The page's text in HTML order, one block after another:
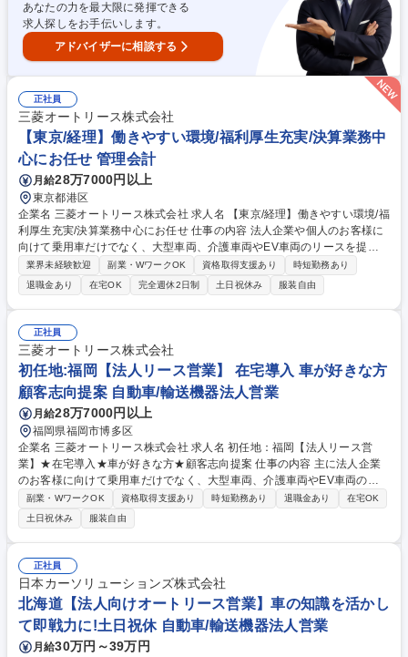
あなたの力を最大限に発揮できる
求人探しをお手伝いします。
アドバイザーに相談する
正社員
三菱オートリース株式会社
【東京/経理】働きやすい環境/福利厚生充実/決算業務中
心にお任せ 管理会計
月給28万7000円以上
東京都港区
企業名 三菱オートリース株式会社 求人名 【東京/経理】働きやすい環境/福
利厚生充実/決算業務中心にお任せ 仕事の内容 法人企業や個人のお客様に
向けて乗用車だけでなく、大型車両、介護車両やEV車両のリースを提供
している当社にて、経理部門にて、決算業務（有価証券報告書・キャッシ
ュフロー計算書・税効果会計など）を中心に担当 いただきます。【具体的
な業務内容】■決算業務■BS/PL の作成■財務報告書の作成■税効果会計/税
務申告業務■連結決算業務 ※連結決算・開示書類作成の経験は必須ではご
ざいません。まずは年次決算・税務対応を中心に担っていただき、ご経験
に応じて業務範囲を広げていきます。経理課の中核を担う人材として活躍
いただくことを期待しており、将来的には連結決算やメンバー育成にも挑
戦していただきたいと考えています。 募集職種 【東京/経理】働きやすい
環境/福利厚生充実/決算業務中心にお任せ
業界未経験歓迎 副業・WワークOK 資格取得支援あり
時短勤務あり
退職金あり
在宅OK 完全週休2日制 土日祝休み 服装自由
正社員
三菱オートリース株式会社
初任地:福岡【法人リース営業】 在宅導入 車が好きな方
顧客志向提案 自動車/輸送機器法人営業
月給28万7000円以上
福岡県福岡市博多区
企業名 三菱オートリース株式会社 求人名 初任地：福岡【法人リース営
業】★在宅導入★車が好きな方★顧客志向提案 仕事の内容 主に法人企業
のお客様に向けて乗用車だけでなく、大型車両、介護車両やEV車両のリ
ースを提供している当社にてオートリースの法人営業をご担当いただきま
す。 お客様の自動車に関する多様な要望を踏まえ、最適なソリューション
を提案する業務です。(1)提案営業：最適なリースシステムの設計・提案
(2)顧客フォロー：契約後のフォロー、契約継続の商談※三菱グループを始
め多くの企業との取引があります。入社後は原則として既存の顧客を担当
して頂き、その後は新規開拓もお任せします。 募集職種 初任地：福岡
【法人リース営業】★在宅導入★車が好きな方★顧客志向提案
副業・WワークOK 資格取得支援あり 時短勤務あり 退職金あり
在宅OK
土日祝休み
服装自由
正社員
日本カーソリューションズ株式会社
北海道【法人向けオートリース営業】車の知識を活かし
て即戦力に!土日祝休 自動車/輸送機器法人営業
月給30万円～39万円